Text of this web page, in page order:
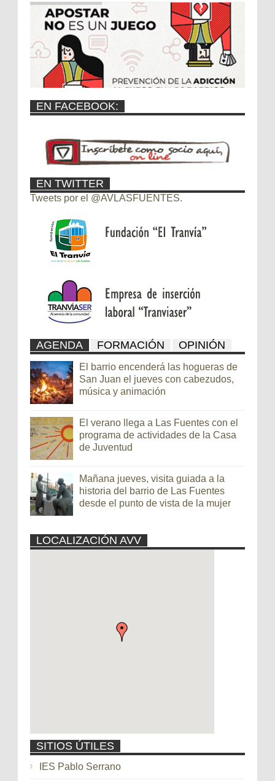
EN FACEBOOK:
EN TWITTER
Tweets por el @AVLASFUENTES.
AGENDA FORMACIÓN OPINIÓN
El barrio encenderá las hogueras de
San Juan el jueves con cabezudos,
música y animación
El verano llega a Las Fuentes con el
programa de actividades de la Casa
de Juventud
Mañana jueves, visita guiada a la
historia del barrio de Las Fuentes
desde el punto de vista de la mujer
LOCALIZACIÓN AVV
SITIOS ÚTILES
IES Pablo Serrano